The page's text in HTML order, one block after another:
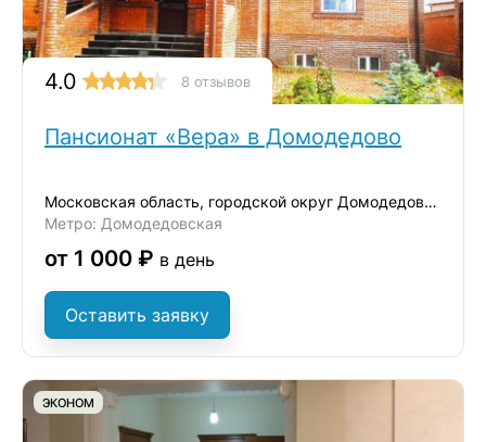
4.0 8 отзывов
Пансионат «Вера» в Домодедово
Московская область, городской округ Домодедово, село Ям, улица Школьная, 38
Метро: Домодедовская
от 1 000 ₽ в день
Оставить заявку
ЭКОНОМ